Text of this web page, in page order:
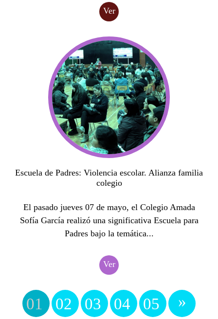
Ver
Escuela de Padres: Violencia escolar. Alianza familia
colegio
El pasado jueves 07 de mayo, el Colegio Amada
Sofía García realizó una significativa Escuela para
Padres bajo la temática...
Ver
01 02 03 04 05 »